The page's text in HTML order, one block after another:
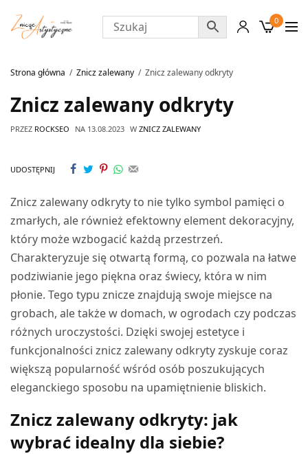
0
Strona główna Znicz zalewany Znicz zalewany odkryty
Znicz zalewany odkryty
PRZEZ ROCKSEO NA 13.08.2023 W ZNICZ ZALEWANY
UDOSTĘPNIJ
Znicz zalewany odkryty to nie tylko symbol pamięci o
zmarłych, ale również efektowny element dekoracyjny,
który może wzbogacić każdą przestrzeń.
Charakteryzuje się otwartą formą, co pozwala na łatwe
podziwianie jego piękna oraz świecy, która w nim
płonie. Tego typu znicze znajdują swoje miejsce na
grobach, ale także w domach, w ogrodach czy podczas
różnych uroczystości. Dzięki swojej estetyce i
funkcjonalności znicz zalewany odkryty zyskuje coraz
większą popularność wśród osób poszukujących
eleganckiego sposobu na upamiętnienie bliskich.
Znicz zalewany odkryty: jak
wybrać idealny dla siebie?